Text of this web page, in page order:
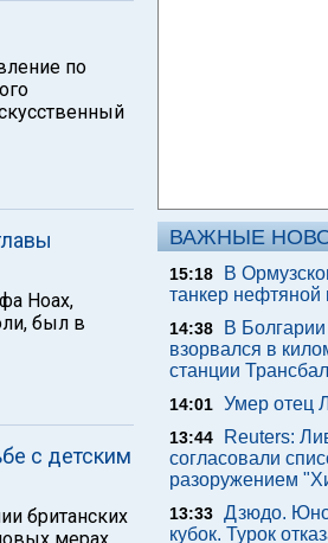
по
Ноах,
был в
с детским
британских
ВАЖНЫЕ
15:18
В
танкер
14:38
В
взорвался в
станции
14:01 Умер отец
13:44
Reuters:
согласовали
разоружением
13:33 Дзюдо.
кубок. Турок